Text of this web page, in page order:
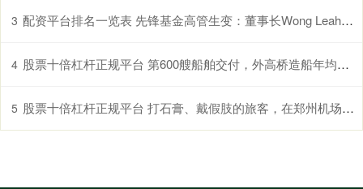
3 配资平台排名一览表 先锋基金高管生变：董事长Wong Leah Kuen、副总经理兼首席信息官吴越离任
4 股票十倍杠杆正规平台 第600艘船舶交付，外高桥造船年均交付27艘刷新中国造船业纪录
5 股票十倍杠杆正规平台 打石膏、戴假肢的旅客，在郑州机场过安检更便利了